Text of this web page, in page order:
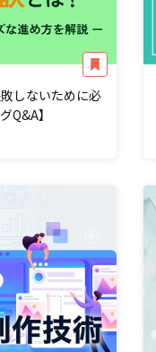
しないために必
Q&A】